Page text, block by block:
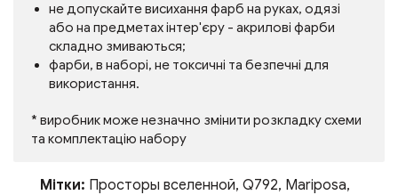
не допускайте висихання фарб на руках, одязі
або на предметах інтер'єру - акрилові фарби
складно змиваються;
фарби, в наборі, не токсичні та безпечні для
використання.
* виробник може незначно змінити розкладку схеми
та комплектацію набору
Мітки: Просторы вселенной, Q792, Mariposa,